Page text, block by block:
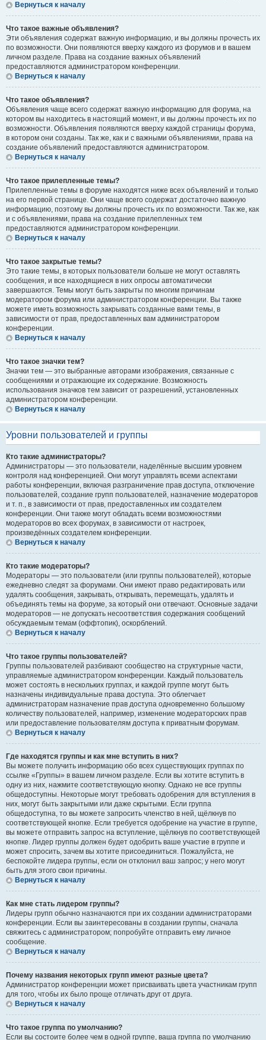
Вернуться к началу
Что такое важные объявления?
Эти объявления содержат важную информацию, и вы должны прочесть их
по возможности. Они появляются вверху каждого из форумов и в вашем
личном разделе. Права на создание важных объявлений
предоставляются администратором конференции.
Вернуться к началу
Что такое объявления?
Объявления чаще всего содержат важную информацию для форума, на
котором вы находитесь в настоящий момент, и вы должны прочесть их по
возможности. Объявления появляются вверху каждой страницы форума,
в котором они созданы. Так же, как и с важными объявлениями, права на
создание объявлений предоставляются администратором.
Вернуться к началу
Что такое прилепленные темы?
Прилепленные темы в форуме находятся ниже всех объявлений и только
на его первой странице. Они чаще всего содержат достаточно важную
информацию, поэтому вы должны прочесть их по возможности. Так же, как
и с объявлениями, права на создание прилепленных тем
предоставляются администратором конференции.
Вернуться к началу
Что такое закрытые темы?
Это такие темы, в которых пользователи больше не могут оставлять
сообщения, и все находящиеся в них опросы автоматически
завершаются. Темы могут быть закрыты по многим причинам
модератором форума или администратором конференции. Вы также
можете иметь возможность закрывать созданные вами темы, в
зависимости от прав, предоставленных вам администратором
конференции.
Вернуться к началу
Что такое значки тем?
Значки тем — это выбранные авторами изображения, связанные с
сообщениями и отражающие их содержание. Возможность
использования значков тем зависит от разрешений, установленных
администратором конференции.
Вернуться к началу
Уровни пользователей и группы
Кто такие администраторы?
Администраторы — это пользователи, наделённые высшим уровнем
контроля над конференцией. Они могут управлять всеми аспектами
работы конференции, включая разграничение прав доступа, отключение
пользователей, создание групп пользователей, назначение модераторов
и т. п., в зависимости от прав, предоставленных им создателем
конференции. Они также могут обладать всеми возможностями
модераторов во всех форумах, в зависимости от настроек,
произведённых создателем конференции.
Вернуться к началу
Кто такие модераторы?
Модераторы — это пользователи (или группы пользователей), которые
ежедневно следят за форумами. Они имеют право редактировать или
удалять сообщения, закрывать, открывать, перемещать, удалять и
объединять темы на форуме, за который они отвечают. Основные задачи
модераторов — не допускать несоответствия содержания сообщений
обсуждаемым темам (оффтопик), оскорблений.
Вернуться к началу
Что такое группы пользователей?
Группы пользователей разбивают сообщество на структурные части,
управляемые администратором конференции. Каждый пользователь
может состоять в нескольких группах, и каждой группе могут быть
назначены индивидуальные права доступа. Это облегчает
администраторам назначение прав доступа одновременно большому
количеству пользователей, например, изменение модераторских прав
или предоставление пользователям доступа к приватным форумам.
Вернуться к началу
Где находятся группы и как мне вступить в них?
Вы можете получить информацию обо всех существующих группах по
ссылке «Группы» в вашем личном разделе. Если вы хотите вступить в
одну из них, нажмите соответствующую кнопку. Однако не все группы
общедоступны. Некоторые могут требовать одобрения для вступления в
них, могут быть закрытыми или даже скрытыми. Если группа
общедоступна, то вы можете запросить членство в ней, щёлкнув по
соответствующей кнопке. Если требуется одобрение на участие в группе,
вы можете отправить запрос на вступление, щёлкнув по соответствующей
кнопке. Лидер группы должен будет одобрить ваше участие в группе и
может спросить, зачем вы хотите присоединиться. Пожалуйста, не
беспокойте лидера группы, если он отклонил ваш запрос; у него могут
быть для этого свои причины.
Вернуться к началу
Как мне стать лидером группы?
Лидеры групп обычно назначаются при их создании администраторами
конференции. Если вы заинтересованы в создании группы, сначала
свяжитесь с администратором; попробуйте отправить ему личное
сообщение.
Вернуться к началу
Почему названия некоторых групп имеют разные цвета?
Администратор конференции может присваивать цвета участникам групп
для того, чтобы их было проще отличать друг от друга.
Вернуться к началу
Что такое группа по умолчанию?
Если вы состоите более чем в одной группе, ваша группа по умолчанию